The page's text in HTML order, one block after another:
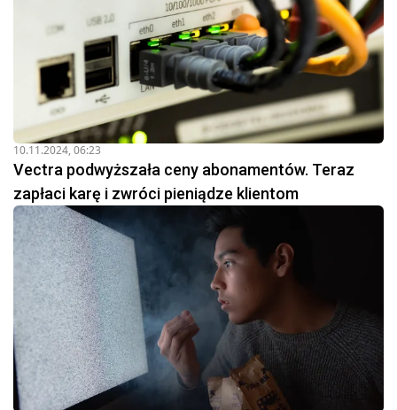
10.11.2024, 06:23
Vectra podwyższała ceny abonamentów. Teraz
zapłaci karę i zwróci pieniądze klientom